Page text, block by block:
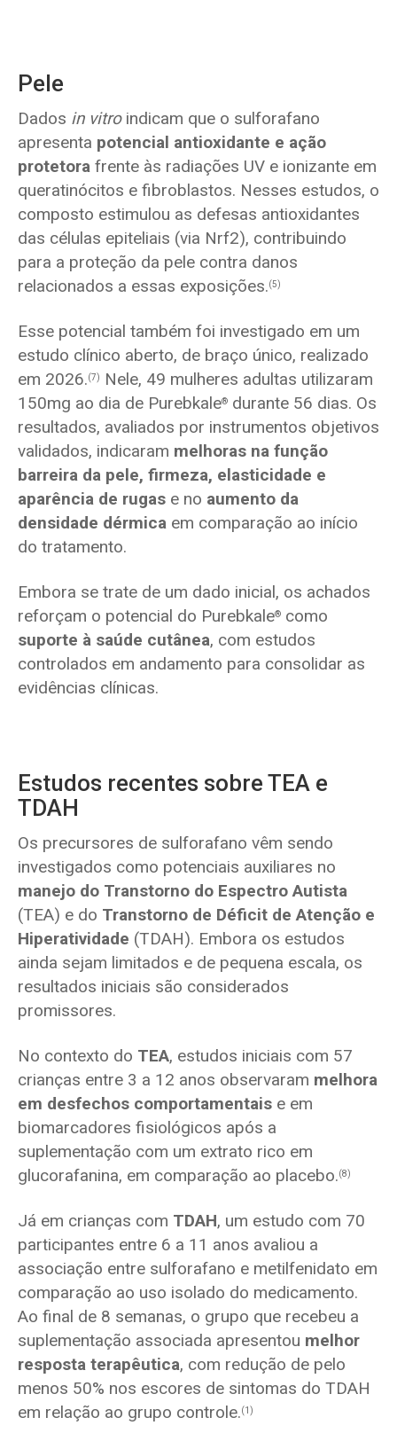
Pele
Dados in vitroindicam que o sulforafano
apresenta potencial antioxidante e ação
protetora frente às radiações UV e ionizante em
queratinócitos e fibroblastos. Nesses estudos, o
composto estimulou as defesas antioxidantes
das células epiteliais (via Nrf2), contribuindo
para a proteção da pele contra danos
relacionados a essas exposições.(5)
Esse potencial também foi investigado em um
estudo clínico aberto, de braço único, realizado
em 2026.(7)
Nele, 49 mulheres adultas utilizaram
150mg ao dia de Purebkale® durante 56 dias. Os
resultados, avaliados por instrumentos objetivos
validados, indicaram melhoras na função
barreira da pele, firmeza, elasticidade e
aparência de rugas e no aumento da
densidade dérmica em comparação ao início
do tratamento.
Embora se trate de um dado inicial, os achados
reforçam o potencial do Purebkale® como
suporte à saúde cutânea, com estudos
controlados em andamento para consolidar as
evidências clínicas.
Estudos recentes sobre TEA e
TDAH
Os precursores de sulforafano vêm sendo
investigados como potenciais auxiliares no
manejo do Transtorno do Espectro Autista
(TEA) e do Transtorno de Déficit de Atenção e
Hiperatividade (TDAH). Embora os estudos
ainda sejam limitados e de pequena escala, os
resultados iniciais são considerados
promissores.
No contexto do TEA, estudos iniciais com 57
crianças entre 3 a 12 anos observaram melhora
em desfechos comportamentais e em
biomarcadores fisiológicos após a
suplementação com um extrato rico em
glucorafanina, em comparação ao placebo.(8)
Já em crianças com TDAH, um estudo com 70
participantes entre 6 a 11 anos avaliou a
associação entre sulforafano e metilfenidato em
comparação ao uso isolado do medicamento.
Ao final de 8 semanas, o grupo que recebeu a
suplementação associada apresentou melhor
resposta terapêutica, com redução de pelo
menos 50% nos escores de sintomas do TDAH
em relação ao grupo controle.(1)